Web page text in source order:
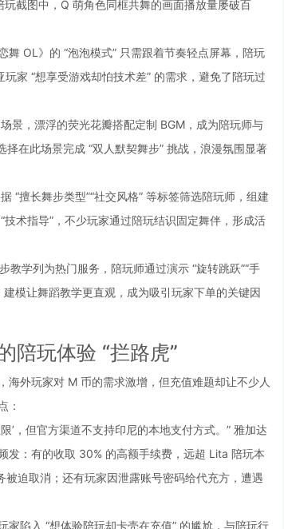
截图中，Q 萌角色同框共舞的画面播放量屡破百
舞 OL》的 “泡泡模式” 只需跟着节奏轻点屏幕，陪玩
家 “想享受游戏却怕技术差” 的需求，避免了陪玩过
景，漂浮的荧光花瓣搭配定制 BGM，成为陪玩师与
在此场景完成 “双人默契舞步” 挑战，浪漫氛围显著
“擅长舞步类型”“社交风格” 等标签筛选陪玩师，组建
术指导”，不少玩家通过陪玩结识固定舞伴，形成活
教学列为热门服务，陪玩师通过演示 “旋转跳跃”“手
模让舞蹈教学更直观，成为吸引玩家下单的关键因
陪玩体验 “拦路虎”
海外玩家对 M 币的需求激增，但充值难题却让不少人
：
’，但官方渠道不支持印尼的本地支付方式。” 雅加达
发：有的收取 30% 的高额手续费，远超 Lita 陪玩本
迫取消；还有玩家因泄露账号密码给代充方，遭遇
陷入 “想体验陪玩却卡壳在充值” 的尴尬，与陪玩行